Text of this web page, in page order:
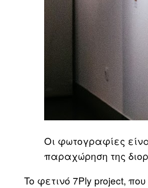
Οι φωτογραφίες
παραχώρηση της
To φετινό 7Ply project,